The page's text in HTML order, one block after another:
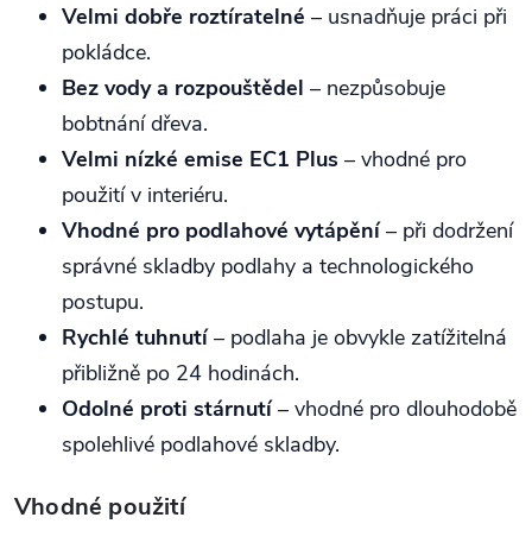
Velmi dobře roztíratelné – usnadňuje práci při
pokládce.
Bez vody a rozpouštědel – nezpůsobuje
bobtnání dřeva.
Velmi nízké emise EC1 Plus – vhodné pro
použití v interiéru.
Vhodné pro podlahové vytápění– při dodržení
správné skladby podlahy a technologického
postupu.
Rychlé tuhnutí– podlaha je obvykle zatížitelná
přibližně po 24 hodinách.
Odolné proti stárnutí– vhodné pro dlouhodobě
spolehlivé podlahové skladby.
Vhodné použití